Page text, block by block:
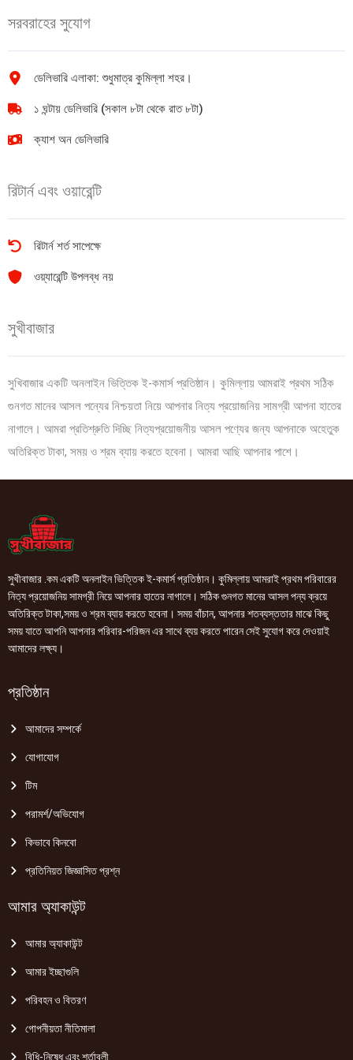
সরবরাহের সুযোগ
ডেলিভারি এলাকা: শুধুমাত্র কুমিল্লা শহর।
১ ঘন্টায় ডেলিভারি (সকাল ৮টা থেকে রাত ৮টা)
ক্যাশ অন ডেলিভারি
রিটার্ন এবং ওয়ারেন্টি
রিটার্ন শর্ত সাপেক্ষে
ওয়্যারেন্টি উপলব্ধ নয়
সুখীবাজার
সুখিবাজার একটি অনলাইন ভিত্তিক ই-কমার্স প্রতিষ্ঠান। কুমিল্লায় আমরাই প্রথম সঠিক
গুনগত মানের আসল পন্যের নিশ্চয়তা নিয়ে আপনার নিত্য প্রয়োজনিয় সামগ্রী আপনা হাতের
নাগালে। আমরা প্রতিশ্রুতি দিচ্ছি নিত্যপ্রয়োজনীয় আসল পণ্যের জন্য আপনাকে অহেতুক
অতিরিক্ত টাকা, সময় ও শ্রম ব্যায় করতে হবেনা। আমরা আছি আপনার পাশে।
সুখীবাজার .কম একটি অনলাইন ভিত্তিক ই-কমার্স প্রতিষ্ঠান। কুমিল্লায় আমরাই প্রথম পরিবারের
নিত্য প্রয়োজনিয় সামগ্রী নিয়ে আপনার হাতের নাগালে। সঠিক গুনগত মানের আসল পন্য ক্রয়ে
অতিরিক্ত টাকা,সময় ও শ্রম ব্যায় করতে হবেনা। সময় বাঁচান, আপনার শতব্যস্ততার মাঝে কিছু
সময় যাতে আপনি আপনার পরিবার-পরিজন এর সাথে ব্যয় করতে পারেন সেই সুযোগ করে দেওয়াই
আমাদের লক্ষ্য।
প্রতিষ্ঠান
আমাদের সম্পর্কে
যোগাযোগ
টিম
পরামর্শ/অভিযোগ
কিভাবে কিনবো
প্রতিনিয়ত জিজ্ঞাসিত প্রশ্ন
আমার অ্যাকাউন্ট
আমার অ্যাকাউন্ট
আমার ইচ্ছাগুলি
পরিবহন ও বিতরণ
গোপনীয়তা নীতিমালা
বিধি-নিষেধ এবং শর্তাবলী